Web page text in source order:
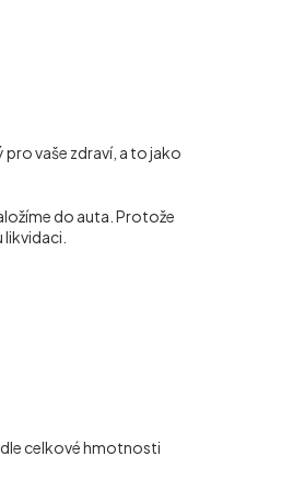
vaše zdraví, a to jako
do auta. Protože
celkové hmotnosti